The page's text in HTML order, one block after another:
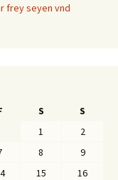
frey seyen vnd
S
S
1
2
8
9
15
16